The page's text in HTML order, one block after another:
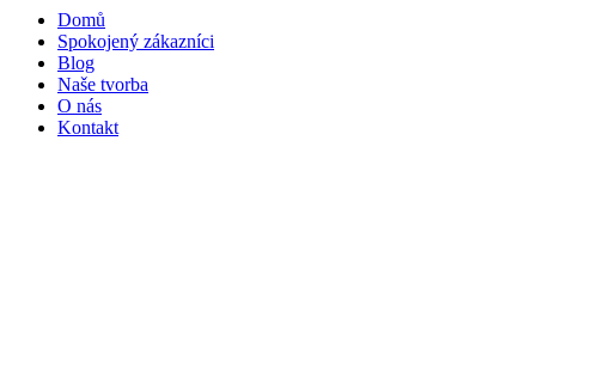
Domů
Spokojený zákazníci
Blog
Naše tvorba
O nás
Kontakt